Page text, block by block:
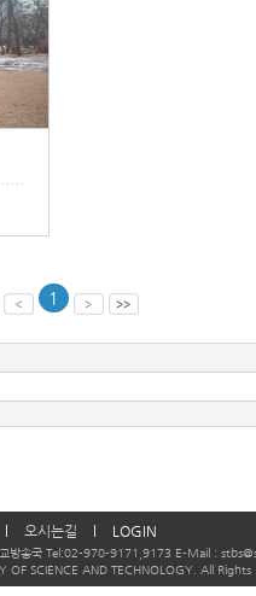
1
오시는길 LOGIN
교방송국 Tel:02-970-9171,9173 E-Mail :
SCIENCE AND TECHNOLOGY. All Rights